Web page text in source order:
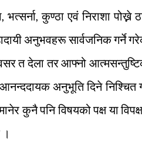
कुण्ठा एवं निराशा पोख्ने
अनुभवहरू सार्वजनिक गर्ने
त देला तर आफ्नो
अनुभूति दिने निश्चित
कुनै पनि विषयको पक्ष या
।